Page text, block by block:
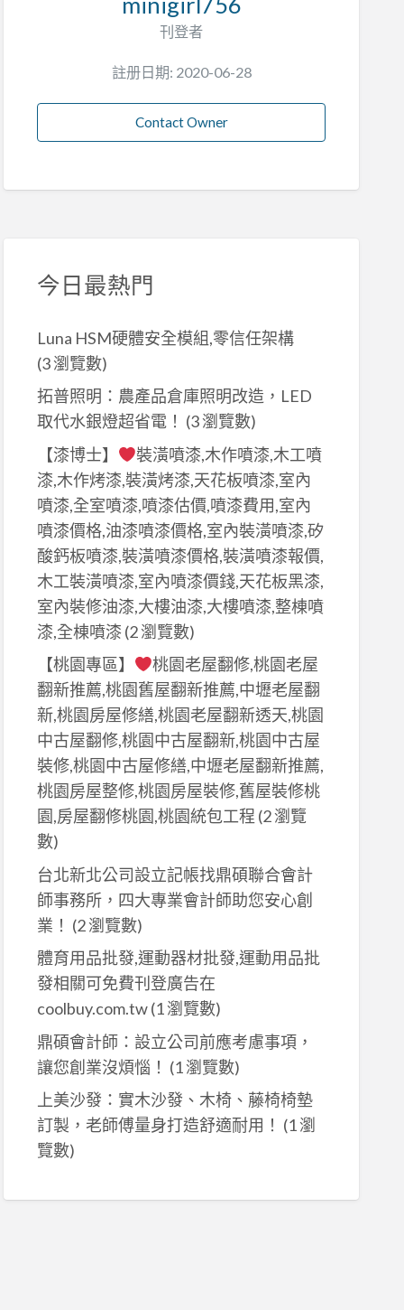
刊登者
註册日期: 2020-06-28
Contact Owner
今日最熱門
Luna HSM硬體安全模組,零信任架構
(3 瀏覽數)
拓普照明：農產品倉庫照明改造，LED
取代水銀燈超省電！ (3 瀏覽數)
【漆博士】
裝潢噴漆,木作噴漆,木工噴
漆,木作烤漆,裝潢烤漆,天花板噴漆,室內
噴漆,全室噴漆,噴漆估價,噴漆費用,室內
噴漆價格,油漆噴漆價格,室內裝潢噴漆,矽
酸鈣板噴漆,裝潢噴漆價格,裝潢噴漆報價,
木工裝潢噴漆,室內噴漆價錢,天花板黑漆,
室內裝修油漆,大樓油漆,大樓噴漆,整棟噴
漆,全棟噴漆(2 瀏覽數)
【桃園專區】
桃園老屋翻修,桃園老屋
翻新推薦,桃園舊屋翻新推薦,中壢老屋翻
新,桃園房屋修繕,桃園老屋翻新透天,桃園
中古屋翻修,桃園中古屋翻新,桃園中古屋
裝修,桃園中古屋修繕,中壢老屋翻新推薦,
桃園房屋整修,桃園房屋裝修,舊屋裝修桃
園,房屋翻修桃園,桃園統包工程 (2 瀏覽
數)
台北新北公司設立記帳找鼎碩聯合會計
師事務所，四大專業會計師助您安心創
業！ (2 瀏覽數)
體育用品批發,運動器材批發,運動用品批
發相關可免費刊登廣告在
coolbuy.com.tw(1 瀏覽數)
鼎碩會計師：設立公司前應考慮事項，
讓您創業沒煩惱！ (1 瀏覽數)
上美沙發：實木沙發、木椅、藤椅椅墊
訂製，老師傅量身打造舒適耐用！ (1 瀏
覽數)